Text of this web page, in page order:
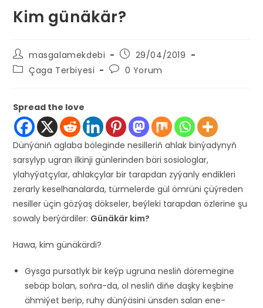
Kim günäkär?
Post
author:
masgalamekdebi
Post
published:
29/04/2019
Post
category:
Çaga Terbiyesi
Post0 Yorum
Spread the love
Dünýäniň aglaba böleginde nesilleriň ahlak binýadynyň
sarsylyp ugran ilkinji günlerinden bäri sosiologlar,
ylahyýatçylar, ahlakçylar bir tarapdan zyýanly endikleri
zerarly keselhanalarda, türmelerde gül ömrüni çüýreden
nesiller üçin gözýaş dökseler, beýleki tarapdan özlerine şu
sowaly berýärdiler: Günäkär kim?
Hawa, kim günäkärdi?
Gysga pursatlyk bir keýp ugruna nesliň döremegine
sebäp bolan, soňra-da, ol nesliň diňe daşky keşbine
ähmiýet berip, ruhy dünýäsini ünsden salan ene-